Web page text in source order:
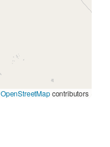
OpenStreetMapcontributors